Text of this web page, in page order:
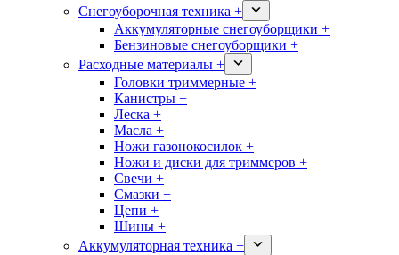
Снегоуборочная техника +
Аккумуляторные снегоуборщики +
Бензиновые снегоуборщики +
Расходные материалы +
Головки триммерные +
Канистры +
Леска +
Масла +
Ножи газонокосилок +
Ножи и диски для триммеров +
Свечи +
Смазки +
Цепи +
Шины +
Аккумуляторная техника +